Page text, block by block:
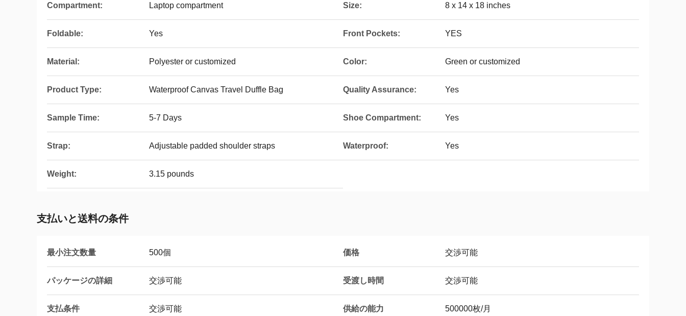
Compartment: Laptop compartment Size: 8 x 14 x 18 inches
Foldable: Yes Front Pockets: YES
Material: Polyester or customized Color: Green or customized
Product Type: Waterproof Canvas Travel Duffle Bag Quality Assurance: Yes
Sample Time: 5-7 Days Shoe Compartment: Yes
Strap: Adjustable padded shoulder straps Waterproof: Yes
Weight: 3.15 pounds
支払いと送料の条件
最小注文数量 500個 価格 交渉可能
パッケージの詳細 交渉可能 受渡し時間 交渉可能
支払条件 交渉可能 供給の能力 500000枚/月